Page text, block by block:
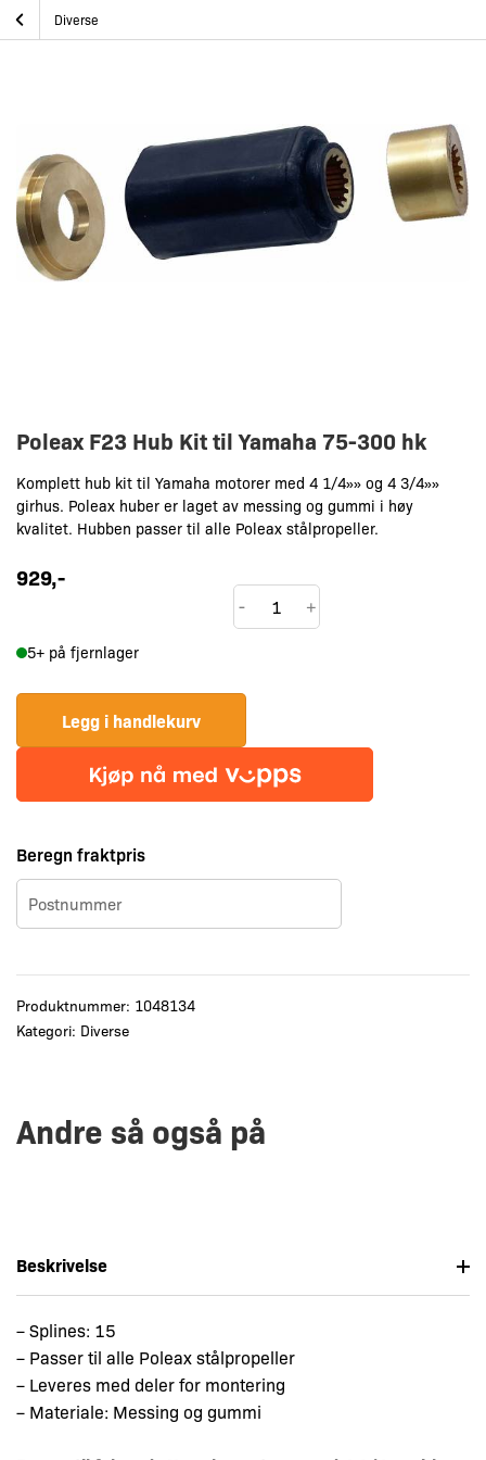
Skip
to
Hjem
Diverse
Poleax F23 Hub Kit til Yamaha 75-300 hk
Poleax F23 Hub Kit til Yamaha 75-300 hk
Komplett hub kit til Yamaha motorer med 4 1/4»» og 4 3/4»»
girhus. Poleax huber er laget av messing og gummi i høy
kvalitet. Hubben passer til alle Poleax stålpropeller.
929,-
Poleax
F23
Yamaha
75-
300
- +
5+ på fjernlager
Legg i handlekurv
Beregn fraktpris
Produktnummer: 1048134
Kategori: Diverse
Andre så også på
Beskrivelse
– Splines: 15
– Passer til alle Poleax stålpropeller
– Leveres med deler for montering
– Materiale: Messing og gummi